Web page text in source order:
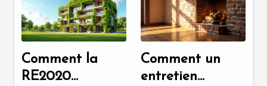
Comment la
RE2020
Comment un
entretien